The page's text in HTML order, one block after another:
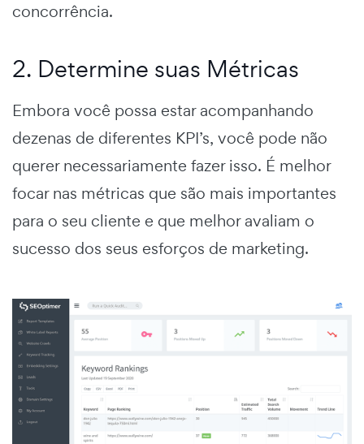
concorrência.
2. Determine suas Métricas
Embora você possa estar acompanhando
dezenas de diferentes KPI’s, você pode não
querer necessariamente fazer isso. É melhor
focar nas métricas que são mais importantes
para o seu cliente e que melhor avaliam o
sucesso dos seus esforços de marketing.